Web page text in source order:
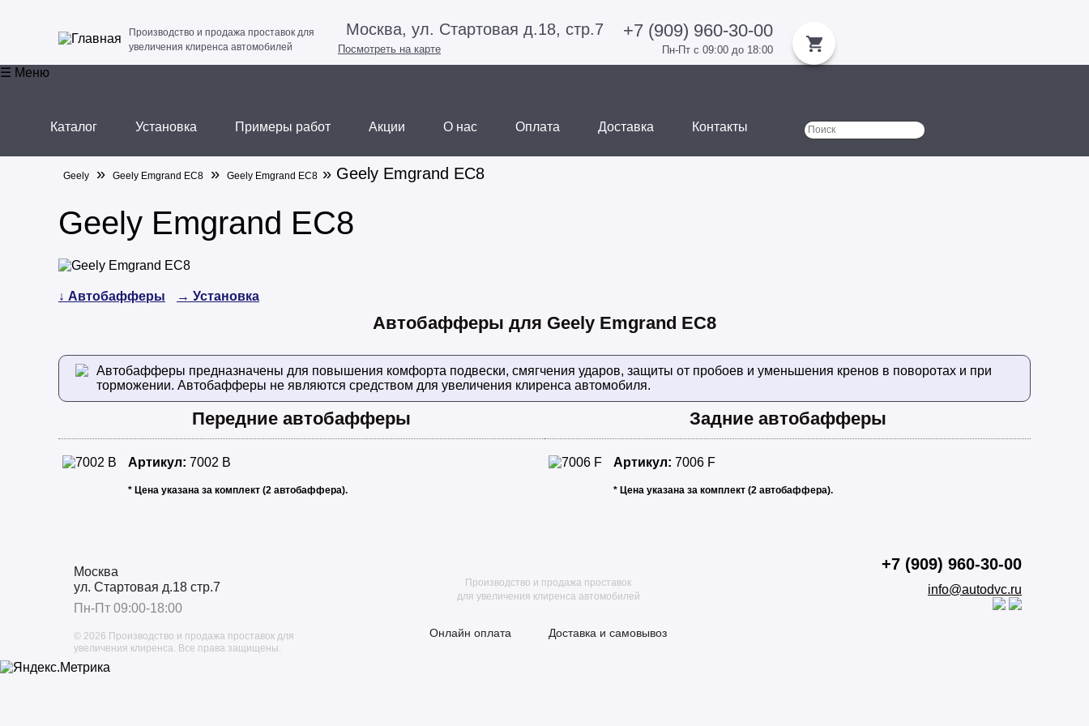
Производство и продажа проставок для
увеличения клиренса автомобилей
Москва, ул. Стартовая д.18, стр.7
Посмотреть на карте
+7 (909) 960-30-00
Пн-Пт с 09:00 до 18:00
☰ Меню
Каталог Установка Примеры работ Акции О нас Оплата Доставка Контакты Форма поиска
Поиск
Geely » Geely Emgrand EC8 » Geely Emgrand EC8 » Geely Emgrand EC8
Geely Emgrand EC8
↓ Автобафферы → Установка
Автобафферы для Geely Emgrand EC8
Автобафферы предназначены для повышения комфорта подвески, смягчения ударов, защиты от пробоев и уменьшения кренов в поворотах и при
торможении. Автобафферы не являются средством для увеличения клиренса автомобиля.
Передние автобафферы
Артикул: 7002 B
* Цена указана за комплект (2 автобаффера).
Задние автобафферы
Артикул: 7006 F
* Цена указана за комплект (2 автобаффера).
Москва
ул. Стартовая д.18 стр.7
Пн-Пт 09:00-18:00
© 2026 Производство и продажа проставок для
увеличения клиренса. Все права защищены.
Производство и продажа проставок
для увеличения клиренса автомобилей
Онлайн оплата Доставка и самовывоз
+7 (909) 960-30-00
info@autodvc.ru